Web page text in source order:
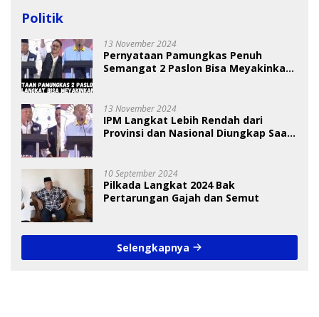
Politik
13 November 2024
Pernyataan Pamungkas Penuh
Semangat 2 Paslon Bisa Meyakinkan
13 November 2024
IPM Langkat Lebih Rendah dari
Provinsi dan Nasional Diungkap Saat
10 September 2024
Pilkada Langkat 2024 Bak
Pertarungan Gajah dan Semut
Selengkapnya